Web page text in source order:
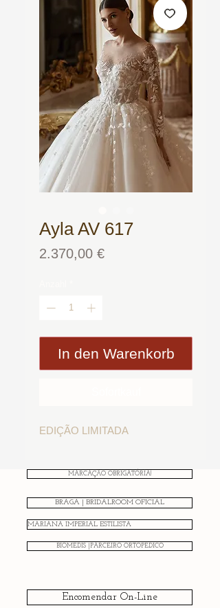
Ayla AV 617
2.370,00 €Preis
In den Warenkorb
EDIÇÃO LIMITADA
MARCAÇÃO OBRIGATÓRIA!
BRAGA | BRIDALROOM OFICIAL
MARIANA IMPERIAL ESTILISTA
BIOMEDIS |PARCEIRO ORTOPÉDICO
Encomendar On-Line